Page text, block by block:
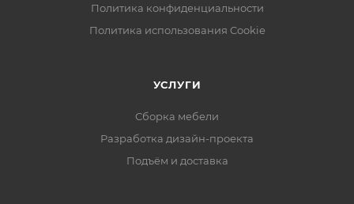
Политика конфиденциальности
Политика использования Cookie
УСЛУГИ
Сборка мебели
Разработка дизайн-проекта
Подъём и доставка